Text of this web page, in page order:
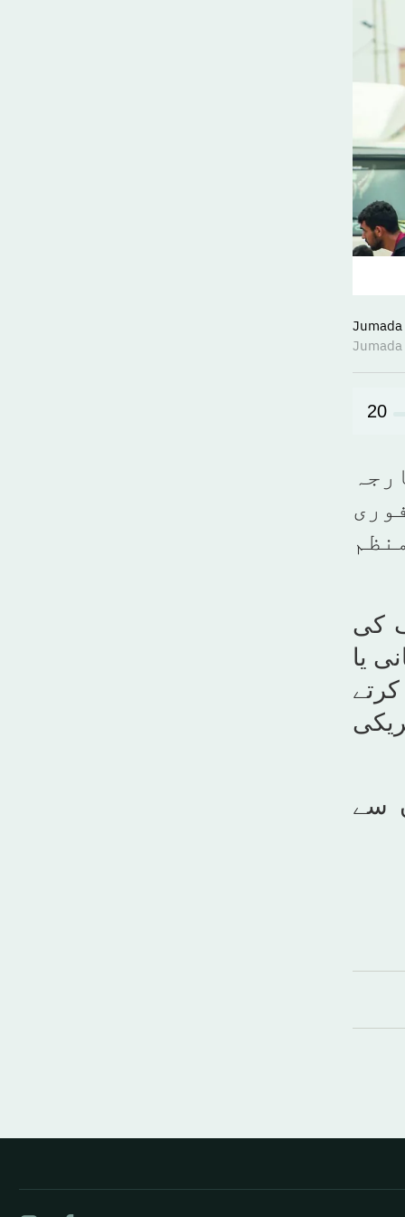
20
کی
یا
سے